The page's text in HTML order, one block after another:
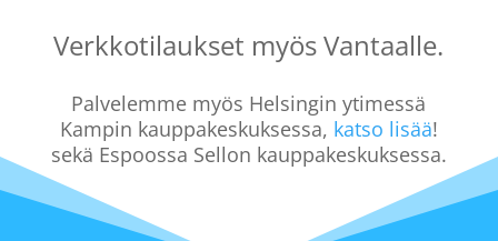
Verkkotilaukset myös Vantaalle.
Palvelemme myös Helsingin ytimessä
Kampin kauppakeskuksessa, katso lisää!
sekä Espoossa Sellon kauppakeskuksessa.